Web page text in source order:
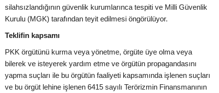
silahsızlandığının güvenlik kurumlarınca tespiti ve Milli Güvenlik
Kurulu (MGK) tarafından teyit edilmesi öngörülüyor.
Teklifin kapsamı
PKK örgütünü kurma veya yönetme, örgüte üye olma veya
bilerek ve isteyerek yardım etme ve örgütün propagandasını
yapma suçları ile bu örgütün faaliyeti kapsamında işlenen suçları
ve bu örgüt lehine işlenen 6415 sayılı Terörizmin Finansmanının